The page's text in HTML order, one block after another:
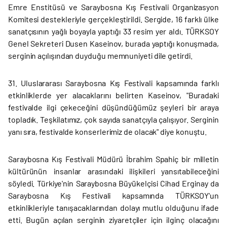
Emre Enstitüsü ve Saraybosna Kış Festivali Organizasyon
Komitesi destekleriyle gerçekleştirildi. Sergide, 16 farklı ülke
sanatçısının yağlı boyayla yaptığı 33 resim yer aldı. TÜRKSOY
Genel Sekreteri Dusen Kaseinov, burada yaptığı konuşmada,
serginin açılışından duyduğu memnuniyeti dile getirdi.
31. Uluslararası Saraybosna Kış Festivali kapsamında farklı
etkinliklerde yer alacaklarını belirten Kaseinov, "Buradaki
festivalde ilgi çekeceğini düşündüğümüz şeyleri bir araya
topladık. Teşkilatımız, çok sayıda sanatçıyla çalışıyor. Serginin
yanı sıra, festivalde konserlerimiz de olacak" diye konuştu.
Saraybosna Kış Festivali Müdürü İbrahim Spahiç bir milletin
kültürünün insanlar arasındaki ilişkileri yansıtabileceğini
söyledi. Türkiye'nin Saraybosna Büyükelçisi Cihad Erginay da
Saraybosna Kış Festivali kapsamında TÜRKSOY'un
etkinlikleriyle tanışacaklarından dolayı mutlu olduğunu ifade
etti. Bugün açılan serginin ziyaretçiler için ilginç olacağını